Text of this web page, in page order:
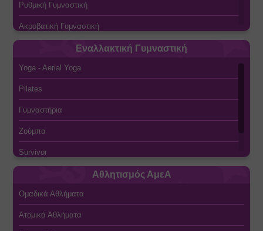
Πινγκ Πονγκ
Ρυθμική Γυμναστική
Ακροβατική Γυμναστική
Γενική Γυμναστική
Cheerleading - Μαζορέτες
Υδατοσφαίριση (Πόλο)
Χάντμπολ
Beach Volley
Beach Soccer
Εναλλακτική Γυμναστική
Yoga - Aerial Yoga
Pilates
Γυμναστήρια
Ζούμπα
Survivor
Αθλητισμός ΑμεΑ
Ομαδικά Αθλήματα
Ατομικά Αθλήματα